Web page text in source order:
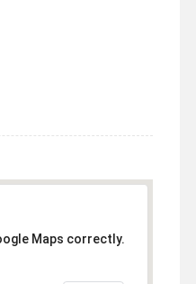
Maps correctly.